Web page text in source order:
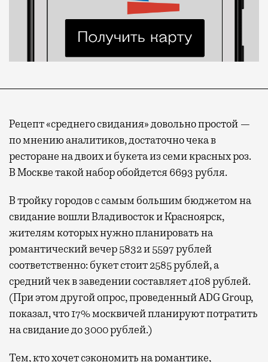
Рецепт «среднего свидания» довольно простой —
по мнению аналитиков, достаточно чека в
ресторане на двоих и букета из семи красных роз.
В Москве такой набор обойдется 6693 рубля.
В тройку городов с самым большим бюджетом на
свидание вошли Владивосток и Красноярск,
жителям которых нужно планировать на
романтический вечер 5832 и 5597 рублей
соответственно: букет стоит 2585 рублей, а
средний чек в заведении составляет 4108 рублей.
(При этом другой опрос, проведенный ADG Group,
показал, что 17% москвичей планируют потратить
на свидание до 3000 рублей.)
Тем, кто хочет сэкономить на романтике,